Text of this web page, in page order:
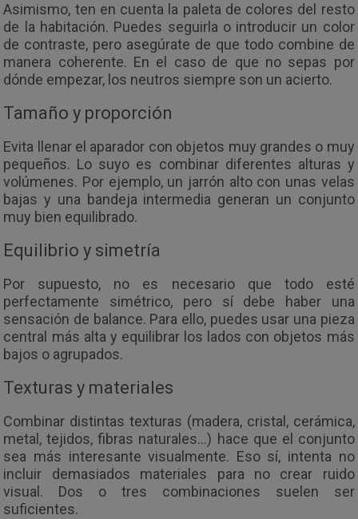
Asimismo, ten en cuenta la paleta de colores del resto
de la habitación. Puedes seguirla o introducir un color
de contraste, pero asegúrate de que todo combine de
manera coherente. En el caso de que no sepas por
dónde empezar, los neutros siempre son un acierto.
Tamaño y proporción
Evita llenar el aparador con objetos muy grandes o muy
pequeños. Lo suyo es combinar diferentes alturas y
volúmenes. Por ejemplo, un jarrón alto con unas velas
bajas y una bandeja intermedia generan un conjunto
muy bien equilibrado.
Equilibrio y simetría
Por supuesto, no es necesario que todo esté
perfectamente simétrico, pero sí debe haber una
sensación de balance. Para ello, puedes usar una pieza
central más alta y equilibrar los lados con objetos más
bajos o agrupados.
Texturas y materiales
Combinar distintas texturas (madera, cristal, cerámica,
metal, tejidos, fibras naturales…) hace que el conjunto
sea más interesante visualmente. Eso sí, intenta no
incluir demasiados materiales para no crear ruido
visual. Dos o tres combinaciones suelen ser
suficientes.